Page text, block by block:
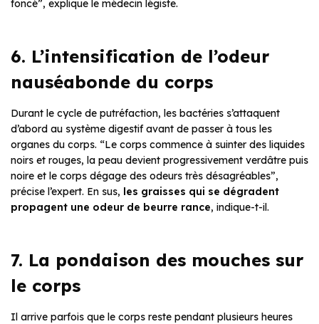
foncé”, explique le médecin légiste.
6. L’intensification de l’odeur
nauséabonde du corps
Durant le cycle de putréfaction, les bactéries s’attaquent
d’abord au système digestif avant de passer à tous les
organes du corps. “Le corps commence à suinter des liquides
noirs et rouges, la peau devient progressivement verdâtre puis
noire et le corps dégage des odeurs très désagréables”,
précise l’expert. En sus, les graisses qui se dégradent
propagent une odeur de beurre rance, indique-t-il.
7. La pondaison des mouches sur
le corps
Il arrive parfois que le corps reste pendant plusieurs heures